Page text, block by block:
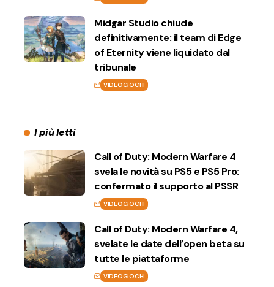
Midgar Studio chiude
definitivamente: il team di Edge
of Eternity viene liquidato dal
tribunale
VIDEOGIOCHI
I più letti
Call of Duty: Modern Warfare 4
svela le novità su PS5 e PS5 Pro:
confermato il supporto al PSSR
VIDEOGIOCHI
Call of Duty: Modern Warfare 4,
svelate le date dell’open beta su
tutte le piattaforme
VIDEOGIOCHI